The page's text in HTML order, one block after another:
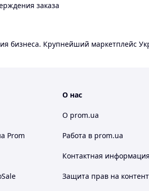
заказа
бизнеса. Крупнейший маркетплейс
Prom
О нас
О prom.ua
Работа в prom.ua
Контактная информация
Защита прав на контент